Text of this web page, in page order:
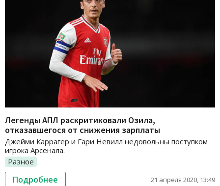
Легенды АПЛ раскритиковали Озила,
отказавшегося от снижения зарплаты
Джейми Каррагер и Гари Невилл недовольны поступком
игрока Арсенала.
Разное
Подробнее 21 апреля 2020, 13:49